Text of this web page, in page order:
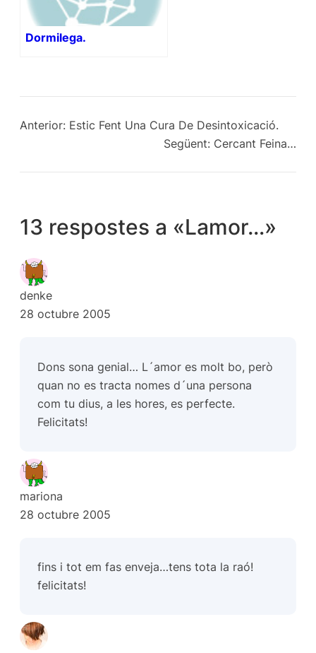
Dormilega.
Anterior: Estic Fent Una Cura De Desintoxicació.
Següent: Cercant Feina…
13 respostes a «Lamor…»
denke
28 octubre 2005
Dons sona genial… L´amor es molt bo, però
quan no es tracta nomes d´una persona
com tu dius, a les hores, es perfecte.
Felicitats!
mariona
28 octubre 2005
fins i tot em fas enveja…tens tota la raó!
felicitats!